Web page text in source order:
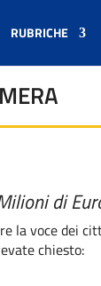
RUBRICHE
di
la voce dei
chiesto: